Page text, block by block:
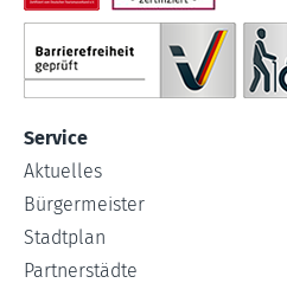
Service
Aktuelles
Bürgermeister
Stadtplan
Partnerstädte